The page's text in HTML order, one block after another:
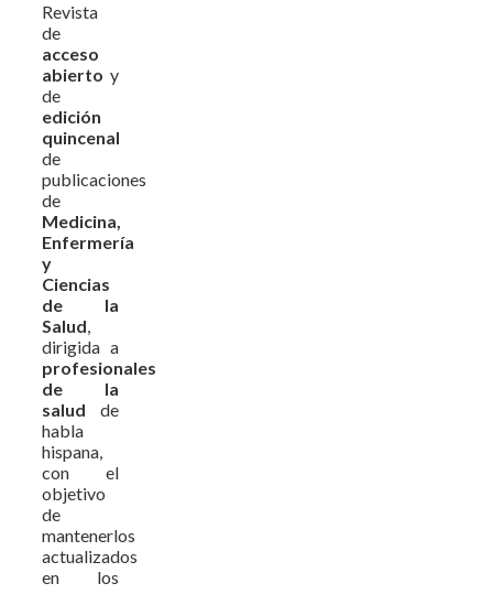
Revista
de
acceso
abierto y
de
edición
quincenal
de
publicaciones
de
Medicina,
Enfermería
y
Ciencias
de la
Salud,
dirigida a
profesionales
de la
salud de
habla
hispana,
con el
objetivo
de
mantenerlos
actualizados
en los